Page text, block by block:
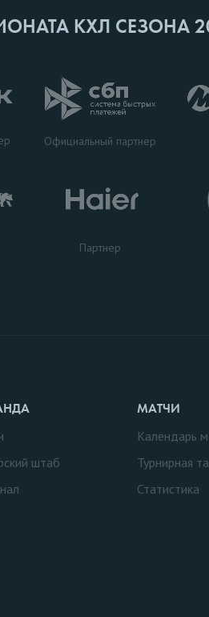
КХЛ СЕЗОНА
Официальный партнер
Партнер
штаб
МАТЧИ
Календарь
Турнирная
Статистика